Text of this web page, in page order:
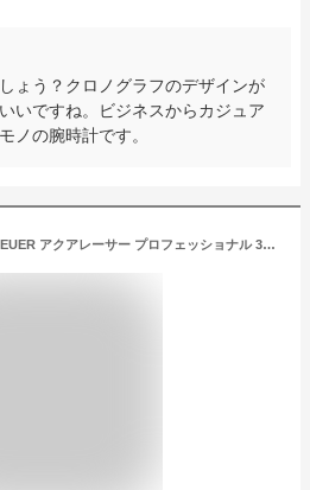
ょう？クロノグラフのデザインが
いですね。ビジネスからカジュア
ノの腕時計です。
タグ・ホイヤー TAG HEUER アクアレーサー プロフェッショナル 300 WBP201A.BA0632 新品 時計 メンズ